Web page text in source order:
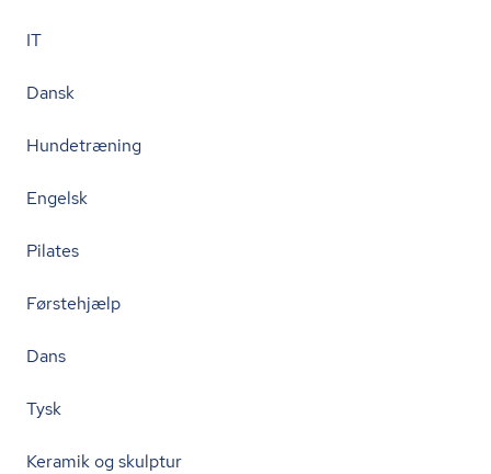
IT
Dansk
Hundetræning
Engelsk
Pilates
Førstehjælp
Dans
Tysk
Keramik og skulptur